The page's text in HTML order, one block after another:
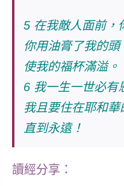
5 在我敵人面前，
你用油膏了我的頭
使我的福杯滿溢。
6 我一生一世必有
我且要住在耶和華
直到永遠！
讀經分享：